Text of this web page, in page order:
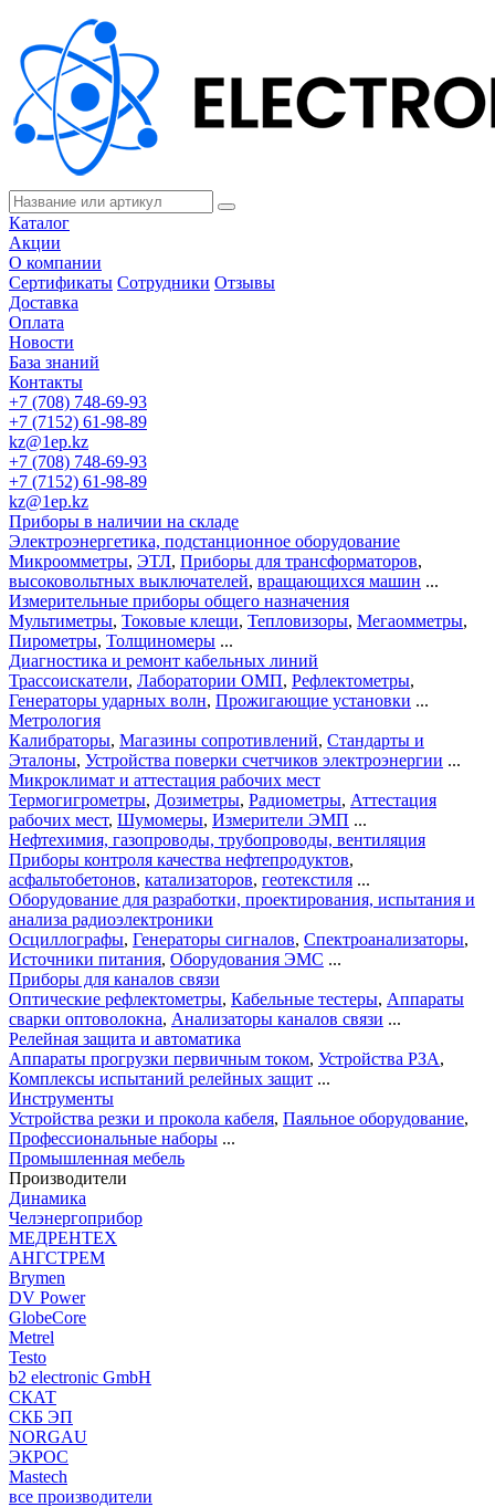
Каталог
Акции
О компании
Сертификаты Сотрудники Отзывы
Доставка
Оплата
Новости
База знаний
Контакты
+7 (708) 748-69-93
+7 (7152) 61-98-89
kz@1ep.kz
+7 (708) 748-69-93
+7 (7152) 61-98-89
kz@1ep.kz
Приборы в наличии на складе
Электроэнергетика, подстанционное оборудование
Микроомметры, ЭТЛ, Приборы для трансформаторов,
высоковольтных выключателей, вращающихся машин ...
Измерительные приборы общего назначения
Мультиметры, Токовые клещи, Тепловизоры, Мегаомметры,
Пирометры, Толщиномеры ...
Диагностика и ремонт кабельных линий
Трассоискатели, Лаборатории ОМП, Рефлектометры,
Генераторы ударных волн, Прожигающие установки ...
Метрология
Калибраторы, Магазины сопротивлений, Стандарты и
Эталоны, Устройства поверки счетчиков электроэнергии ...
Микроклимат и аттестация рабочих мест
Термогигрометры, Дозиметры, Радиометры, Аттестация
рабочих мест, Шумомеры, Измерители ЭМП ...
Нефтехимия, газопроводы, трубопроводы, вентиляция
Приборы контроля качества нефтепродуктов,
асфальтобетонов, катализаторов, геотекстиля ...
Оборудование для разработки, проектирования, испытания и
анализа радиоэлектроники
Осциллографы, Генераторы сигналов, Спектроанализаторы,
Источники питания, Оборудования ЭМС ...
Приборы для каналов связи
Оптические рефлектометры, Кабельные тестеры, Аппараты
сварки оптоволокна, Анализаторы каналов связи ...
Релейная защита и автоматика
Аппараты прогрузки первичным током, Устройства РЗА,
Комплексы испытаний релейных защит ...
Инструменты
Устройства резки и прокола кабеля, Паяльное оборудование,
Профессиональные наборы ...
Промышленная мебель
Производители
Динамика
Челэнергоприбор
МЕДРЕНТЕХ
АНГСТРЕМ
Brymen
DV Power
GlobeCore
Metrel
Testo
b2 electronic GmbH
СКАТ
СКБ ЭП
NORGAU
ЭКРОС
Mastech
все производители